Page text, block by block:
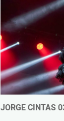
JORGE CINTAS